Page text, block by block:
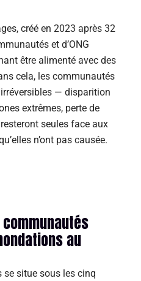
créé en 2023 après 32
et d’ONG
être alimenté avec des
cela, les communautés
— disparition
extrêmes, perte de
seules face aux
n’ont pas causée.
au
situe sous les cinq